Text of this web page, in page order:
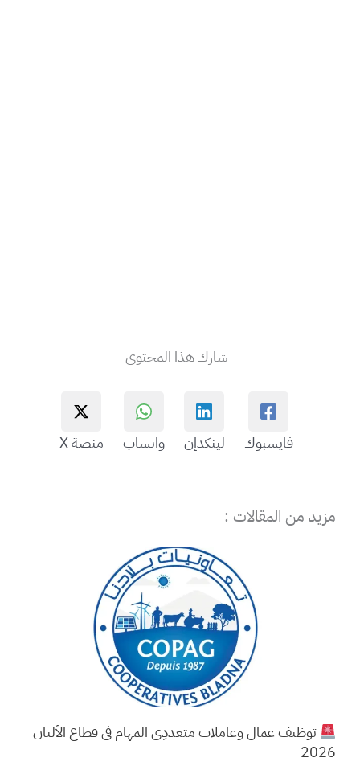
شارك هذا المحتوى
فايسبوك لينكدإن واتساب منصة X
مزيد من المقالات :
توظيف عمال وعاملات متعددِي المهام في قطاع الألبان
2026